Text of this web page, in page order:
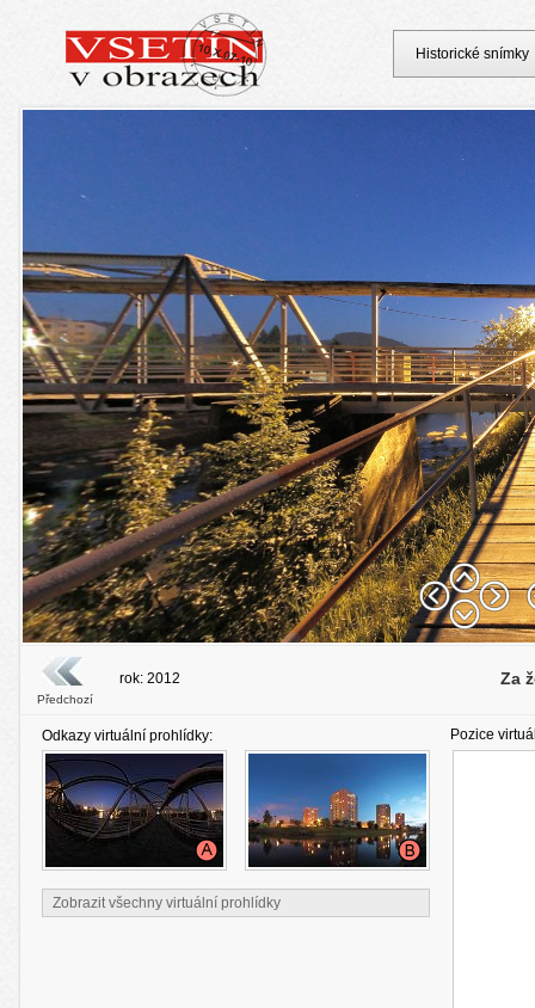
Předchozí
rok: 2012 Za
Odkazy virtuální prohlídky: Pozice
Zobrazit všechny virtuální prohlídky
Historické snímky